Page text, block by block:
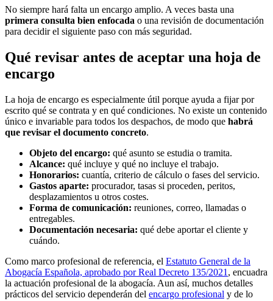
No siempre hará falta un encargo amplio. A veces basta una
primera consulta bien enfocada o una revisión de documentación
para decidir el siguiente paso con más seguridad.
Qué revisar antes de aceptar una hoja de
encargo
La hoja de encargo es especialmente útil porque ayuda a fijar por
escrito qué se contrata y en qué condiciones. No existe un contenido
único e invariable para todos los despachos, de modo que habrá
que revisar el documento concreto.
Objeto del encargo: qué asunto se estudia o tramita.
Alcance: qué incluye y qué no incluye el trabajo.
Honorarios: cuantía, criterio de cálculo o fases del servicio.
Gastos aparte: procurador, tasas si proceden, peritos,
desplazamientos u otros costes.
Forma de comunicación: reuniones, correo, llamadas o
entregables.
Documentación necesaria: qué debe aportar el cliente y
cuándo.
Como marco profesional de referencia, el Estatuto General de la
Abogacía Española, aprobado por Real Decreto 135/2021 , encuadra
la actuación profesional de la abogacía. Aun así, muchos detalles
prácticos del servicio dependerán del encargo profesional y de lo